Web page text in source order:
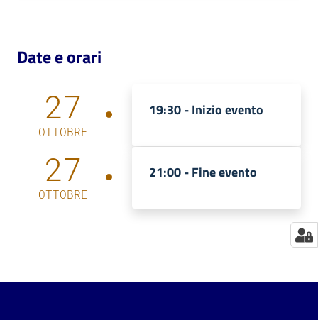
on line
Eventi
Chiedi al
bibliotecario
Date e orari
27
OTTOBRE
19:30 -Inizio evento
27
OTTOBRE
21:00 -Fine evento